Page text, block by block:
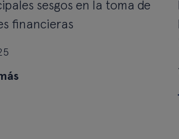
sesgos en la toma de
financieras